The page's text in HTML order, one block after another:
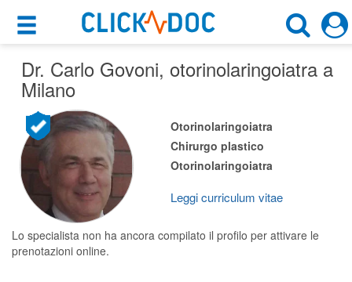
×
Motore di ricerca
×
Otorinolaringoiatra
Milano (MI)
Cosa possiamo offrirti
Per i pazienti
Prenota una visita
Ricerca specialisti
Consulti online
(su medicitalia.it)
Dr. Carlo Govoni, otorinolaringoiatra a
Milano
Otorinolaringoiatra
Chirurgo plastico
Otorinolaringoiatra
Leggi curriculum vitae
Lo specialista non ha ancora compilato il profilo per attivare le
prenotazioni online.